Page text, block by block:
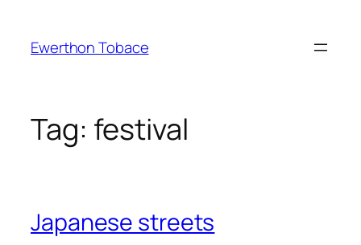
content
Ewerthon Tobace
Tag: festival
Japanese streets